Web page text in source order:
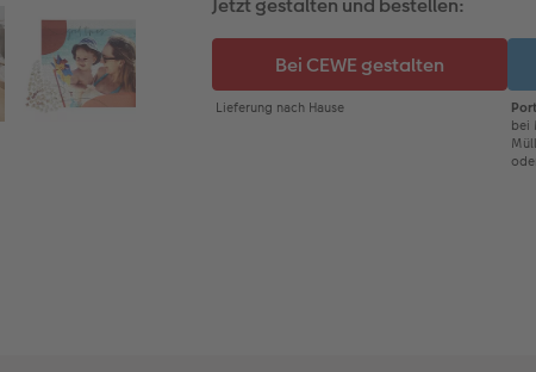
Jetzt gestalten und bestellen: